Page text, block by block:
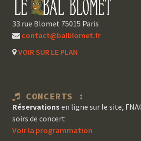
33 rue Blomet 75015 Paris
contact@balblomet.fr
VOIR SUR LE PLAN
CONCERTS :
Réservations en ligne sur le site,
soirs de concert
Voir la programmation